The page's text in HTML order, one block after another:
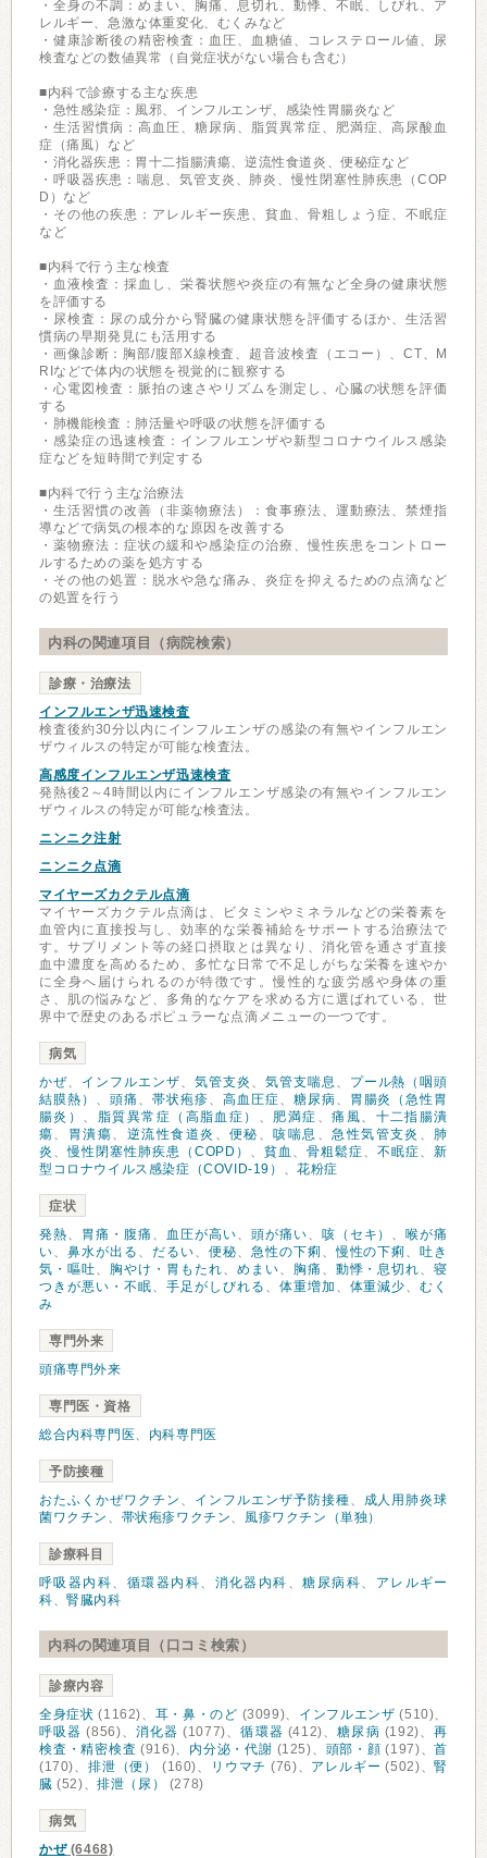
・全身の不調：めまい、胸痛、息切れ、動悸、不眠、しびれ、ア
レルギー、急激な体重変化、むくみなど
・健康診断後の精密検査：血圧、血糖値、コレステロール値、尿
検査などの数値異常（自覚症状がない場合も含む）
■内科で診療する主な疾患
・急性感染症：風邪、インフルエンザ、感染性胃腸炎など
・生活習慣病：高血圧、糖尿病、脂質異常症、肥満症、高尿酸血
症（痛風）など
・消化器疾患：胃十二指腸潰瘍、逆流性食道炎、便秘症など
・呼吸器疾患：喘息、気管支炎、肺炎、慢性閉塞性肺疾患（COP
D）など
・その他の疾患：アレルギー疾患、貧血、骨粗しょう症、不眠症
など
■内科で行う主な検査
・血液検査：採血し、栄養状態や炎症の有無など全身の健康状態
を評価する
・尿検査：尿の成分から腎臓の健康状態を評価するほか、生活習
慣病の早期発見にも活用する
・画像診断：胸部/腹部X線検査、超音波検査（エコー）、CT、M
RIなどで体内の状態を視覚的に観察する
・心電図検査：脈拍の速さやリズムを測定し、心臓の状態を評価
する
・肺機能検査：肺活量や呼吸の状態を評価する
・感染症の迅速検査：インフルエンザや新型コロナウイルス感染
症などを短時間で判定する
■内科で行う主な治療法
・生活習慣の改善（非薬物療法）：食事療法、運動療法、禁煙指
導などで病気の根本的な原因を改善する
・薬物療法：症状の緩和や感染症の治療、慢性疾患をコントロー
ルするための薬を処方する
・その他の処置：脱水や急な痛み、炎症を抑えるための点滴など
の処置を行う
内科の関連項目（病院検索）
診療・治療法
インフルエンザ迅速検査
検査後約30分以内にインフルエンザの感染の有無やインフルエン
ザウィルスの特定が可能な検査法。
高感度インフルエンザ迅速検査
発熱後2～4時間以内にインフルエンザ感染の有無やインフルエン
ザウィルスの特定が可能な検査法。
ニンニク注射
ニンニク点滴
マイヤーズカクテル点滴
マイヤーズカクテル点滴は、ビタミンやミネラルなどの栄養素を
血管内に直接投与し、効率的な栄養補給をサポートする治療法で
す。サプリメント等の経口摂取とは異なり、消化管を通さず直接
血中濃度を高めるため、多忙な日常で不足しがちな栄養を速やか
に全身へ届けられるのが特徴です。慢性的な疲労感や身体の重
さ、肌の悩みなど、多角的なケアを求める方に選ばれている、世
界中で歴史のあるポピュラーな点滴メニューの一つです。
病気
かぜ、 インフルエンザ、 気管支炎 、 気管支喘息 、
プール熱（咽頭
結膜熱） 、 頭痛 、 帯状疱疹、 高血圧症、 糖尿病、
胃腸炎（急性胃
腸炎） 、 脂質異常症（高脂血症） 、 肥満症 、痛風、 十二指腸潰
瘍、 胃潰瘍、 逆流性食道炎 、 便秘 、咳喘息 、急性気管支炎 、 肺
炎 、慢性閉塞性肺疾患（COPD） 、貧血 、骨粗鬆症、不眠症、新
型コロナウイルス感染症（COVID-19） 、花粉症
症状
発熱、 胃痛・腹痛 、 血圧が高い、 頭が痛い、 咳（セキ） 、喉が痛
い、 鼻水が出る 、 だるい、 便秘、 急性の下痢 、慢性の下痢 、吐き
気・嘔吐、 胸やけ・胃もたれ、 めまい、 胸痛 、 動悸・息切れ、寝
つきが悪い・不眠、 手足がしびれる 、 体重増加 、 体重減少、むく
み
専門外来
頭痛専門外来
専門医・資格
総合内科専門医、 内科専門医
予防接種
おたふくかぜワクチン 、 インフルエンザ予防接種、
成人用肺炎球
菌ワクチン 、 帯状疱疹ワクチン、 風疹ワクチン（単独）
診療科目
呼吸器内科、 循環器内科、 消化器内科 、糖尿病科、 アレルギー
科、腎臓内科
内科の関連項目（口コミ検索）
診療内容
全身症状 (1162)、 耳・鼻・のど (3099)、 インフルエンザ (510)、
呼吸器 (856)、 消化器 (1077)、循環器 (412)、糖尿病 (192)、再
検査・精密検査 (916)、 内分泌・代謝 (125)、 頭部・顔 (197)、首
(170)、排泄（便） (160)、 リウマチ (76)、 アレルギー (502)、腎
臓 (52)、排泄（尿） (278)
病気
かぜ(6468)